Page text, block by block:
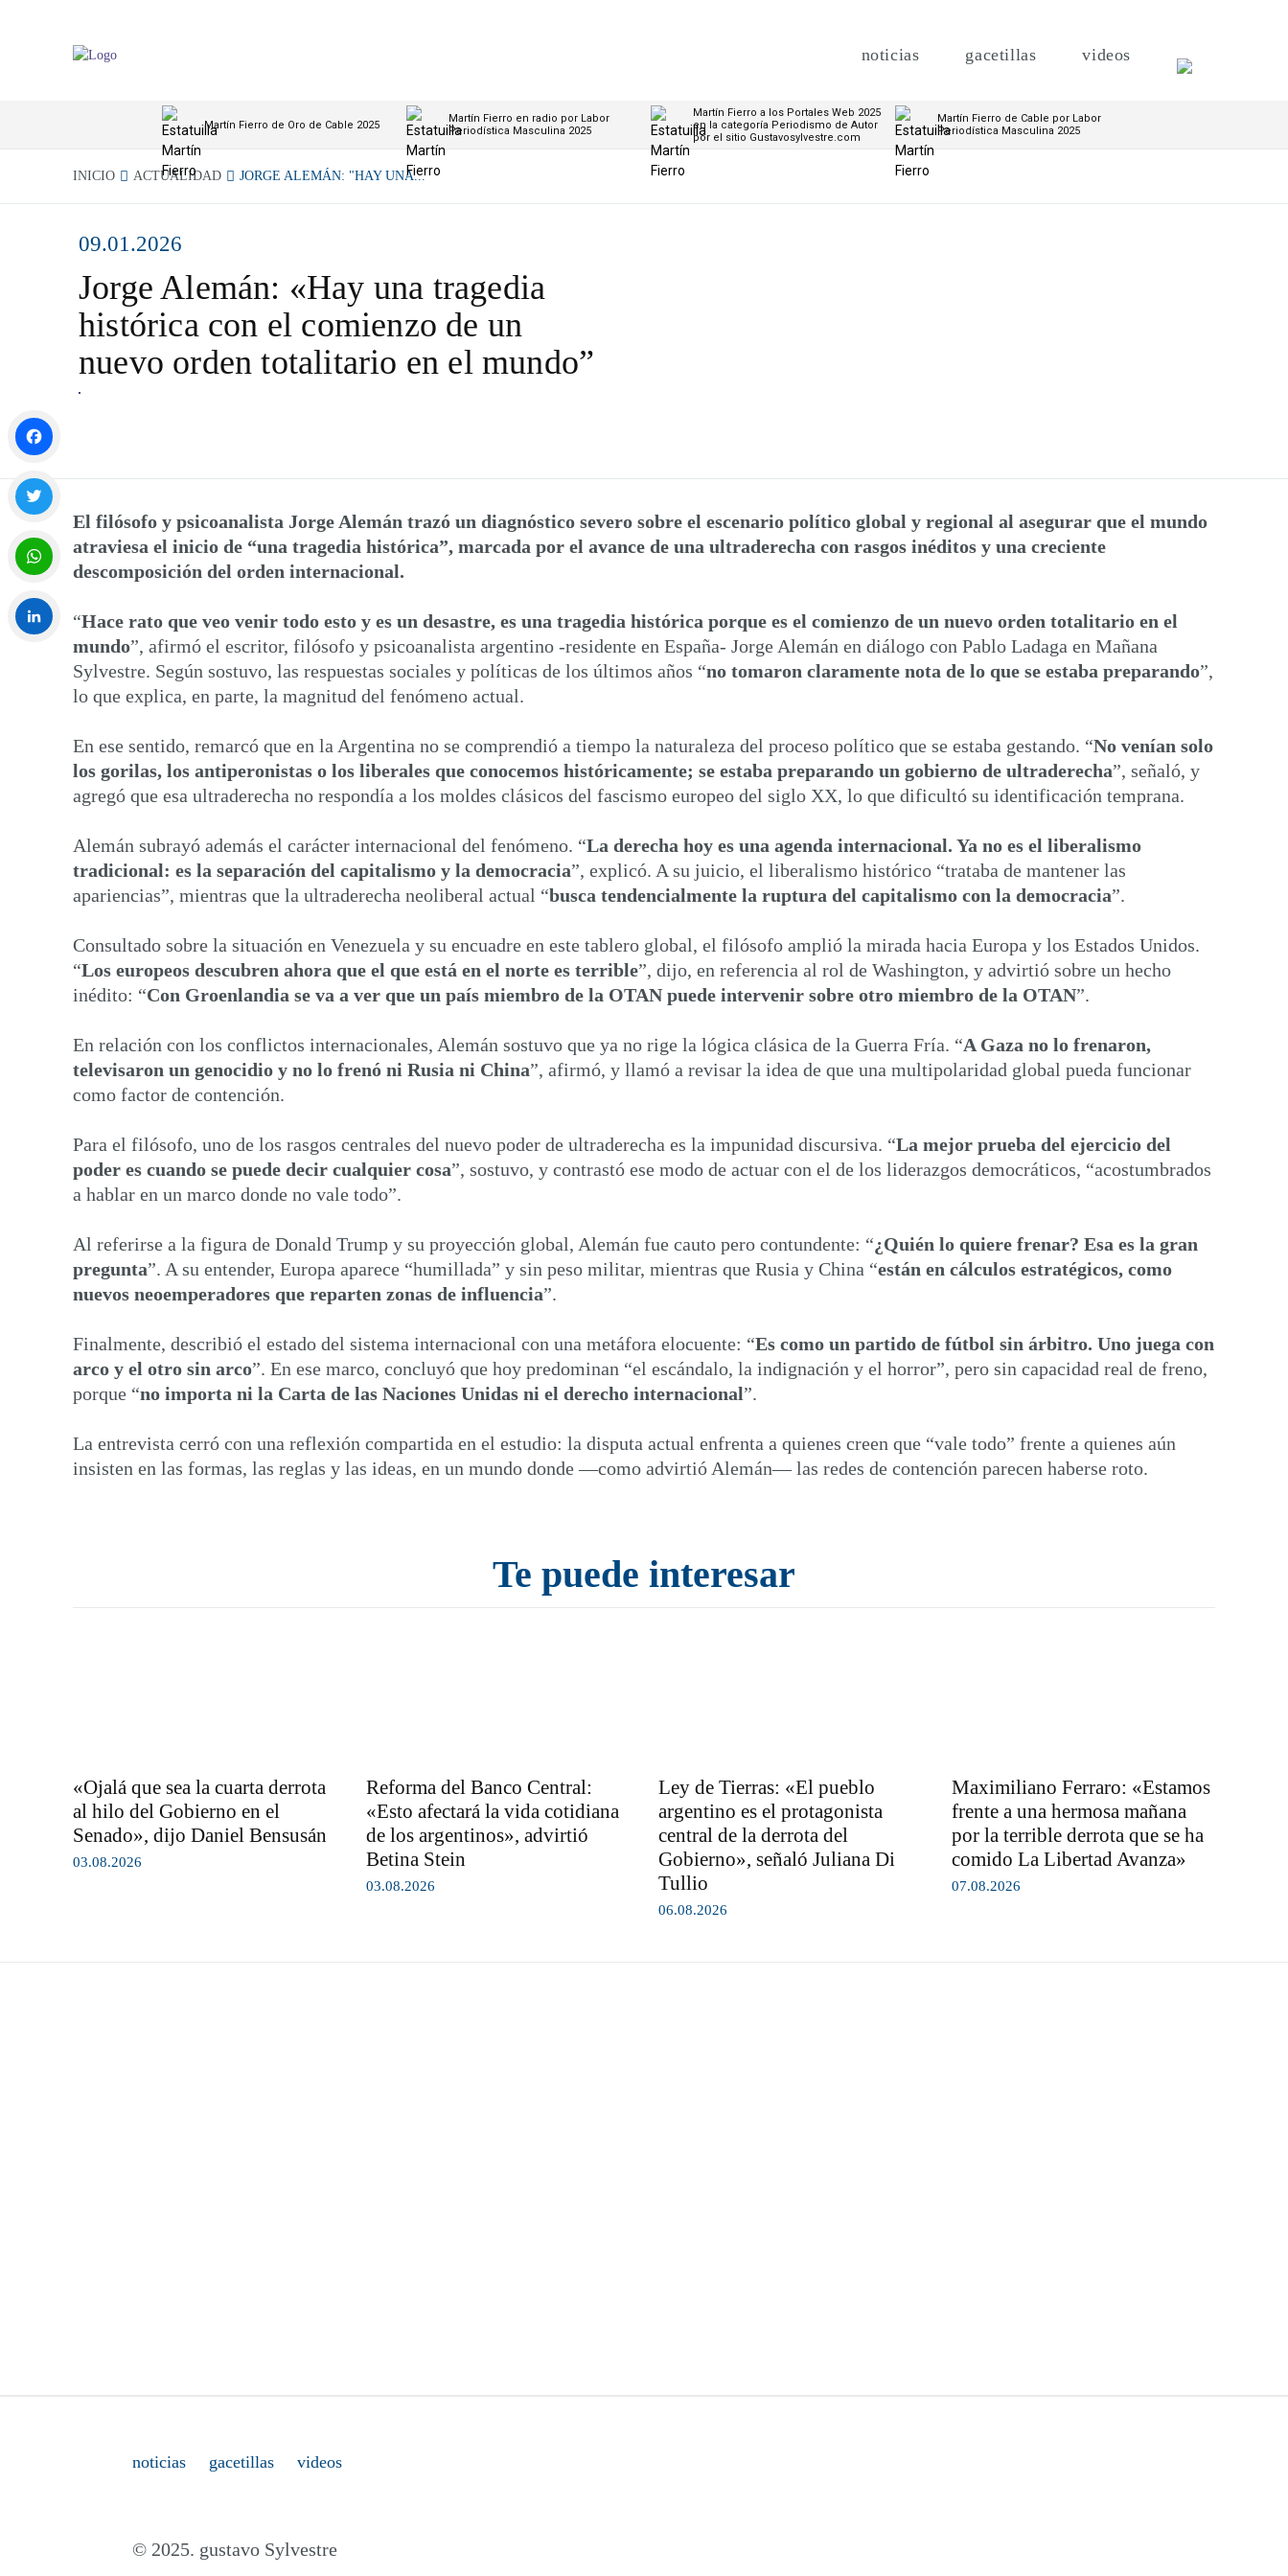
noticias gacetillas videos
Martín Fierro de Oro de Cable 2025
Martín Fierro en radio por Labor
Periodística Masculina 2025
Martín Fierro a los Portales Web 2025
en la categoría Periodismo de Autor
por el sitio Gustavosylvestre.com
Martín Fierro de Cable por Labor
Periodística Masculina 2025
INICIO ACTUALIDAD JORGE ALEMÁN: "HAY UNA...
09.01.2026
Jorge Alemán: «Hay una tragedia
histórica con el comienzo de un
nuevo orden totalitario en el mundo”
El filósofo y psicoanalista Jorge Alemán trazó un diagnóstico severo sobre el escenario político global y regional al asegurar que el mundo
atraviesa el inicio de “una tragedia histórica”, marcada por el avance de una ultraderecha con rasgos inéditos y una creciente
descomposición del orden internacional.
“Hace rato que veo venir todo esto y es un desastre, es una tragedia histórica porque es el comienzo de un nuevo orden totalitario en el
mundo”, afirmó el escritor, filósofo y psicoanalista argentino -residente en España- Jorge Alemán en diálogo con Pablo Ladaga en Mañana
Sylvestre. Según sostuvo, las respuestas sociales y políticas de los últimos años “no tomaron claramente nota de lo que se estaba preparando”,
lo que explica, en parte, la magnitud del fenómeno actual.
En ese sentido, remarcó que en la Argentina no se comprendió a tiempo la naturaleza del proceso político que se estaba gestando. “No venían solo
los gorilas, los antiperonistas o los liberales que conocemos históricamente; se estaba preparando un gobierno de ultraderecha”, señaló, y
agregó que esa ultraderecha no respondía a los moldes clásicos del fascismo europeo del siglo XX, lo que dificultó su identificación temprana.
Alemán subrayó además el carácter internacional del fenómeno. “La derecha hoy es una agenda internacional. Ya no es el liberalismo
tradicional: es la separación del capitalismo y la democracia”, explicó. A su juicio, el liberalismo histórico “trataba de mantener las
apariencias”, mientras que la ultraderecha neoliberal actual “busca tendencialmente la ruptura del capitalismo con la democracia”.
Consultado sobre la situación en Venezuela y su encuadre en este tablero global, el filósofo amplió la mirada hacia Europa y los Estados Unidos.
“Los europeos descubren ahora que el que está en el norte es terrible”, dijo, en referencia al rol de Washington, y advirtió sobre un hecho
inédito: “Con Groenlandia se va a ver que un país miembro de la OTAN puede intervenir sobre otro miembro de la OTAN”.
En relación con los conflictos internacionales, Alemán sostuvo que ya no rige la lógica clásica de la Guerra Fría. “A Gaza no lo frenaron,
televisaron un genocidio y no lo frenó ni Rusia ni China”, afirmó, y llamó a revisar la idea de que una multipolaridad global pueda funcionar
como factor de contención.
Para el filósofo, uno de los rasgos centrales del nuevo poder de ultraderecha es la impunidad discursiva. “La mejor prueba del ejercicio del
poder es cuando se puede decir cualquier cosa”, sostuvo, y contrastó ese modo de actuar con el de los liderazgos democráticos, “acostumbrados
a hablar en un marco donde no vale todo”.
Al referirse a la figura de Donald Trump y su proyección global, Alemán fue cauto pero contundente: “¿Quién lo quiere frenar? Esa es la gran
pregunta”. A su entender, Europa aparece “humillada” y sin peso militar, mientras que Rusia y China “están en cálculos estratégicos, como
nuevos neoemperadores que reparten zonas de influencia”.
Finalmente, describió el estado del sistema internacional con una metáfora elocuente: “Es como un partido de fútbol sin árbitro. Uno juega con
arco y el otro sin arco”. En ese marco, concluyó que hoy predominan “el escándalo, la indignación y el horror”, pero sin capacidad real de freno,
porque “no importa ni la Carta de las Naciones Unidas ni el derecho internacional”.
La entrevista cerró con una reflexión compartida en el estudio: la disputa actual enfrenta a quienes creen que “vale todo” frente a quienes aún
insisten en las formas, las reglas y las ideas, en un mundo donde —como advirtió Alemán— las redes de contención parecen haberse roto.
Te puede interesar
«Ojalá que sea la cuarta derrota
al hilo del Gobierno en el
Senado», dijo Daniel Bensusán
03.08.2026
Reforma del Banco Central:
«Esto afectará la vida cotidiana
de los argentinos», advirtió
Betina Stein
03.08.2026
Ley de Tierras: «El pueblo
argentino es el protagonista
central de la derrota del
Gobierno», señaló Juliana Di
Tullio
06.08.2026
Maximiliano Ferraro: «Estamos
frente a una hermosa mañana
por la terrible derrota que se ha
comido La Libertad Avanza»
07.08.2026
noticias gacetillas videos
© 2025. gustavo Sylvestre
Facebook
Twitter
WhatsApp